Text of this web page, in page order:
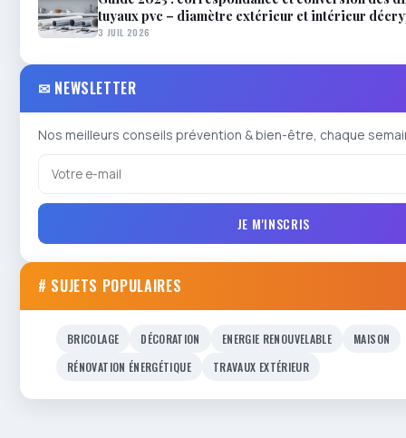
tuyaux pvc – diamètre extérieur et intérieur
3 JUIL 2026
✉ NEWSLETTER
Nos meilleurs conseils prévention & bien-être, chaque
JE M'INSCRIS
# SUJETS POPULAIRES
BRICOLAGE DÉCORATION ENERGIE RENOUVELABLE
MAISON
RÉNOVATION ÉNERGÉTIQUE
TRAVAUX EXTÉRIEUR